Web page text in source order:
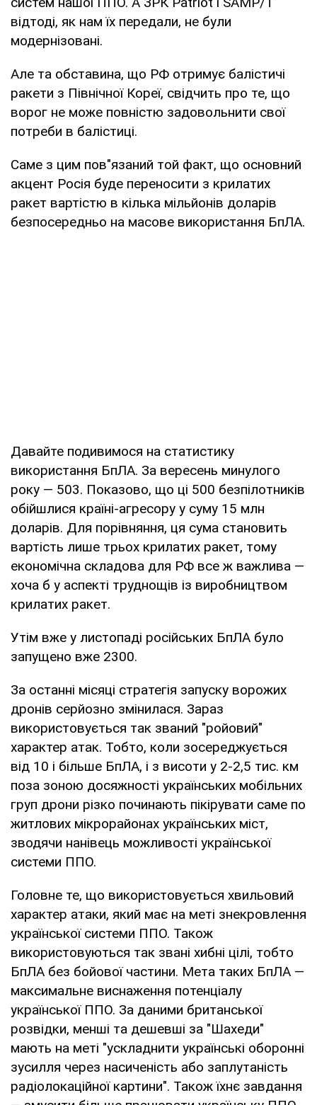
відтоді, як нам їх передали, не були
модернізовані.
Але та обставина, що РФ отримує балістичі
ракети з Північної Кореї, свідчить про те, що
ворог не може повністю задовольнити свої
потреби в балістиці.
Саме з цим пов"язаний той факт, що основний
акцент Росія буде переносити з крилатих
ракет вартістю в кілька мільйонів доларів
безпосередньо на масове використання БпЛА.
Давайте подивимося на статистику
використання БпЛА. За вересень минулого
року — 503. Показово, що ці 500 безпілотників
обійшлися країні-агресору у суму 15 млн
доларів. Для порівняння, ця сума становить
вартість лише трьох крилатих ракет, тому
економічна складова для РФ все ж важлива —
хоча б у аспекті труднощів із виробництвом
крилатих ракет.
Утім вже у листопаді російських БпЛА було
запущено вже 2300.
За останні місяці стратегія запуску ворожих
дронів серйозно змінилася. Зараз
використовується так званий "ройовий"
характер атак. Тобто, коли зосереджується
від 10 і більше БпЛА, і з висоти у 2-2,5 тис. км
поза зоною досяжності українських мобільних
груп дрони різко починають пікірувати саме по
житлових мікрорайонах українських міст,
зводячи нанівець можливості української
системи ППО.
Головне те, що використовується хвильовий
характер атаки, який має на меті знекровлення
української системи ППО. Також
використовуються так звані хибні цілі, тобто
БпЛА без бойової частини. Мета таких БпЛА —
максимальне виснаження потенціалу
української ППО. За даними британської
розвідки, менші та дешевші за "Шахеди"
мають на меті "ускладнити українські оборонні
зусилля через насиченість або заплутаність
радіолокаційної картини". Також їхнє завдання